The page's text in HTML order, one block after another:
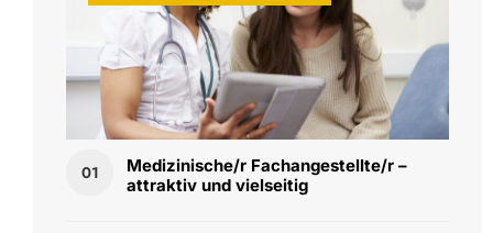
01
Medizinische/r Fachangestellte/r –
attraktiv und vielseitig